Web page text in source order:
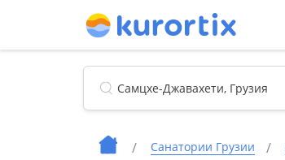
Санатории Грузии